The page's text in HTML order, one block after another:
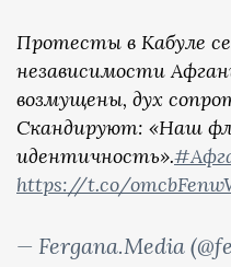
Протесты в Кабуле
независимости
возмущены, дух
Скандируют: «Наш
идентичность».
https://t.co/
— Fergana.Media